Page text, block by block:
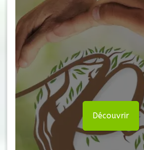
Découvrir